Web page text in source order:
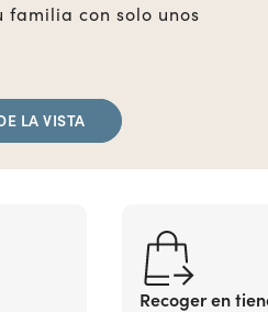
familia con solo unos
LA VISTA
Recoger en